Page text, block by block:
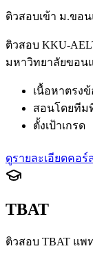
ติวสอบเข้า ม.ขอ
ติวสอบ KKU-
มหาวิทยาลัยขอน
เนื้อหาตรง
สอนโดยทีม
ตั้งเป้าเกรด
ดูรายละเอียดคอร์
TBAT
ติวสอบ TBAT แพ